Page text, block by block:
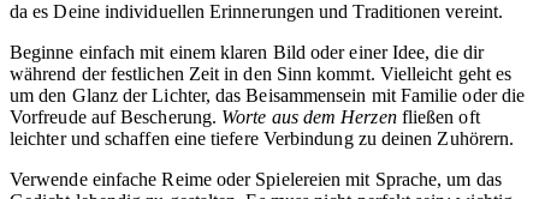
da es Deine individuellen Erinnerungen und Traditionen vereint.
Beginne einfach mit einem klaren Bild oder einer Idee, die dir
während der festlichen Zeit in den Sinn kommt. Vielleicht geht es
um den Glanz der Lichter, das Beisammensein mit Familie oder die
Vorfreude auf Bescherung. Worte aus dem Herzenfließen oft
leichter und schaffen eine tiefere Verbindung zu deinen Zuhörern.
Verwende einfache Reime oder Spielereien mit Sprache, um das